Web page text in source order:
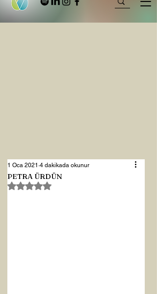
PETRA ÜRDÜN
1 Oca 2021 4 dakikada okunur
5 üzerinden NaN yıldız